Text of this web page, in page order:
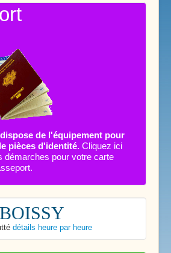
de l'équipement pour
pièces d'identité. Cliquez ici
démarches pour votre carte
détails heure par heure